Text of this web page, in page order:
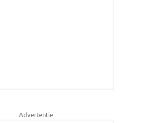
Advertentie